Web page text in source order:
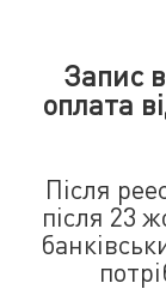
Запис
оплата
Після
після 23